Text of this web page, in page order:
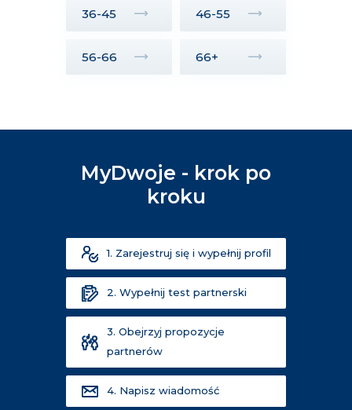
36-45 46-55
56-66 66+
MyDwoje - krok po
kroku
1. Zarejestruj się i wypełnij profil
2. Wypełnij test partnerski
3. Obejrzyj propozycje
partnerów
4. Napisz wiadomość